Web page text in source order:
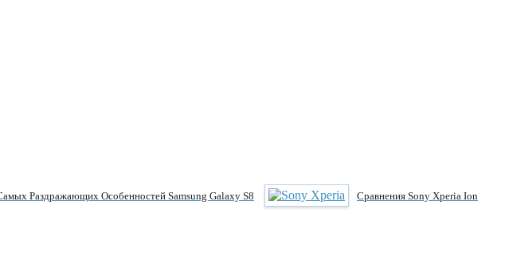
Раздражающих Особенностей Samsung Galaxy S8 Сравнения Sony Xperia Ion